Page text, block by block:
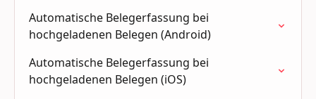
Automatische Belegerfassung bei
hochgeladenen Belegen (Android)
Automatische Belegerfassung bei
hochgeladenen Belegen (iOS)